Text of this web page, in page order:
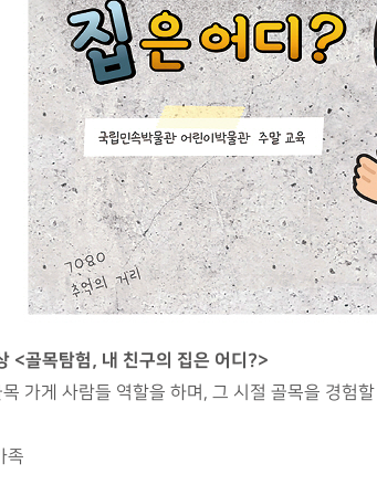
<골목탐험, 내 친구의 집은 어디?>
가게 사람들 역할을 하며, 그 시절 골목을 경험
족